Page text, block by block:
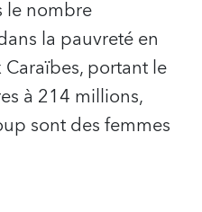
le nombre
la pauvreté en
portant le
à 214 millions,
sont des femmes